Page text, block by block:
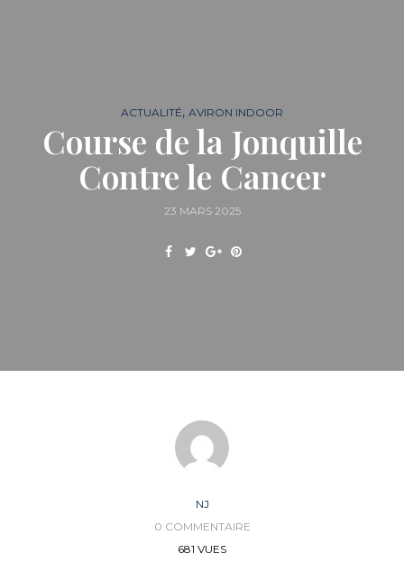
ACTUALITÉ, AVIRON INDOOR
Course de la Jonquille
Contre le Cancer
23 MARS 2025
NJ
0 COMMENTAIRE
681 VUES